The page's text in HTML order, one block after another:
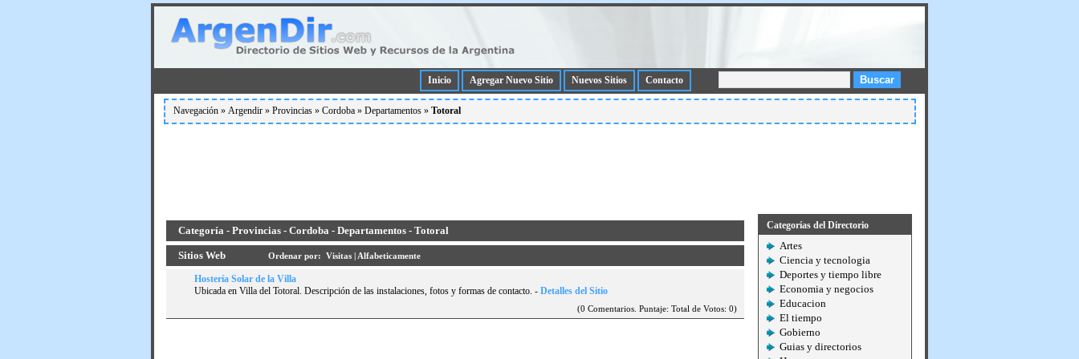
Buscar
Inicio Agregar Nuevo Sitio Nuevos Sitios Contacto
Navegación » Argendir » Provincias » Cordoba » Departamentos » Totoral
Categoría - Provincias - Cordoba - Departamentos - Totoral
Sitios Web Ordenar por: Visitas | Alfabeticamente
Hosterí­a Solar de la Villa
Ubicada en Villa del Totoral. Descripción de las instalaciones, fotos y formas de contacto. - Detalles del Sitio
(0 Comentarios. Puntaje: Total de Votos: 0)
Categorías del Directorio
Artes
Ciencia y tecnologia
Deportes y tiempo libre
Economia y negocios
Educacion
El tiempo
Gobierno
Guias y directorios